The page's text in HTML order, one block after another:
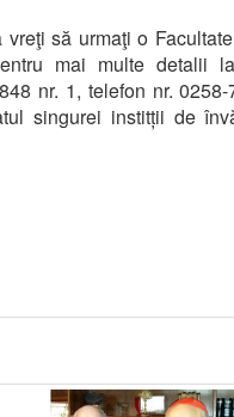
să urmaţi o
mai multe detalii
nr. 1, telefon nr. 0258-
singurei institții de